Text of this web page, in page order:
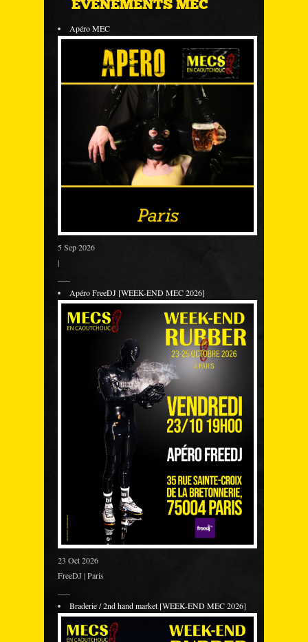
ÉVÈNEMENTS MEC
Apéro MEC
5 Sep 2026
|
Apéro FreeDJ [WEEK-END MEC 2026]
23 Oct 2026
FreeDJ | Paris
Braderie / 2nd hand market [WEEK-END MEC 2026]